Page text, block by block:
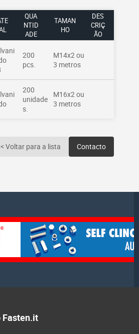
QUA
NTID
ADE
TAMAN
HO
DES
CRIÇ
ÃO
200
pcs.
M14x2 ou
3 metros
200
unidade
s.
M16x2 ou
3 metros
Voltar para a lista Contacto
Fasten.it